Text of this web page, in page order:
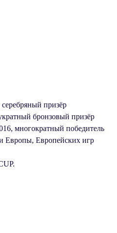
призёр
бронзовый призёр
многократный победитель
Европы, Европейских игр